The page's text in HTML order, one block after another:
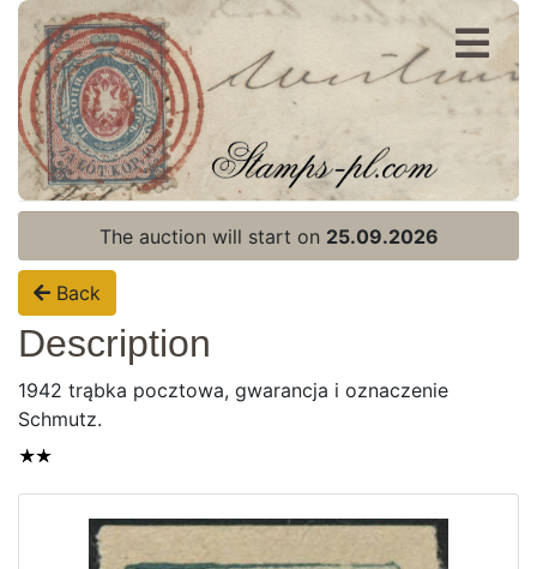
Register
Login
Home page
The auction will start on 25.09.2026
Back
Description
1942 trąbka pocztowa, gwarancja i oznaczenie
Schmutz.